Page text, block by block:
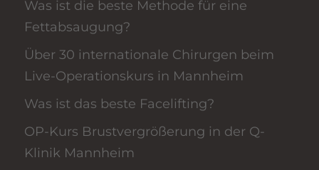
Was ist die beste Methode für eine
Fettabsaugung?
Über 30 internationale Chirurgen beim
Live-Operationskurs in Mannheim
Was ist das beste Facelifting?
OP-Kurs Brustvergrößerung in der Q-
Klinik Mannheim